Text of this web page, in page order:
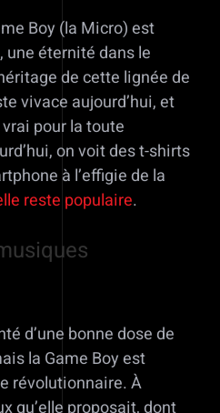
Boy (la Micro) est
une éternité dans le
de cette lignée de
vivace aujourd’hui, et
pour la toute
on voit des t-shirts
à l’effigie de la
reste populaire.
d’une bonne dose de
la Game Boy est
révolutionnaire. À